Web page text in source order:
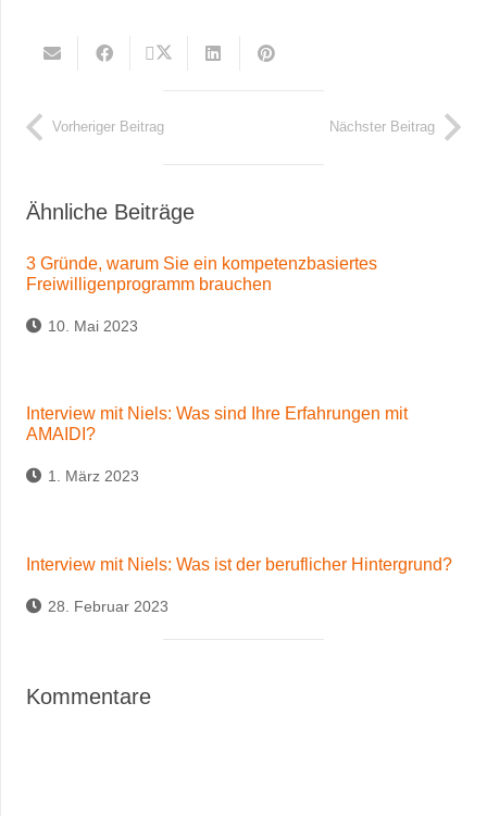
Vorheriger Beitrag Nächster Beitrag
Ähnliche Beiträge
3 Gründe, warum Sie ein kompetenzbasiertes
Freiwilligenprogramm brauchen
10. Mai 2023
Interview mit Niels: Was sind Ihre Erfahrungen mit
AMAIDI?
1. März 2023
Interview mit Niels: Was ist der beruflicher Hintergrund?
28. Februar 2023
Kommentare